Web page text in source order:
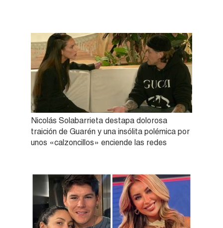
Nicolás Solabarrieta destapa dolorosa
traición de Guarén y una insólita polémica por
unos «calzoncillos» enciende las redes